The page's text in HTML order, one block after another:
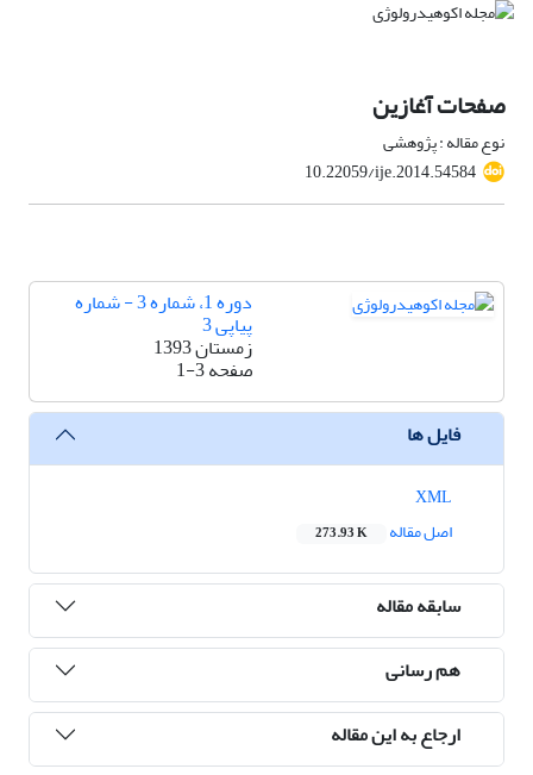
صفحات آغازین
نوع مقاله : پژوهشی
10.22059/ije.2014.54584
دوره 1، شماره 3 - شماره
پیاپی 3
زمستان 1393
صفحه1-3
فایل ها
اصل مقاله
273.93 K
سابقه مقاله
هم رسانی
ارجاع به این مقاله